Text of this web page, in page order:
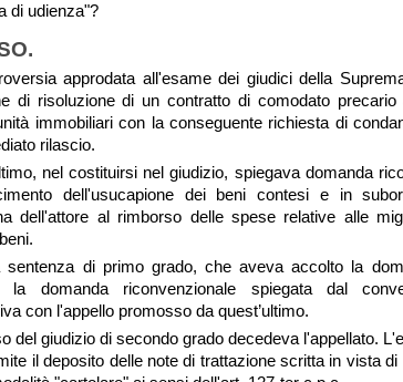
di udienza"?
approdata all'esame dei giudici della
di risoluzione di un contratto di comodato precario
immobiliari con la conseguente richiesta di
rilascio.
nel costituirsi nel giudizio, spiegava domanda
dell'usucapione dei beni contesi e in
dell'attore al rimborso delle spese relative alle
sentenza di primo grado, che aveva accolto la
la domanda riconvenzionale spiegata dal
con l'appello promosso da quest’ultimo.
del giudizio di secondo grado decedeva l'appellato.
il deposito delle note di trattazione scritta in vista